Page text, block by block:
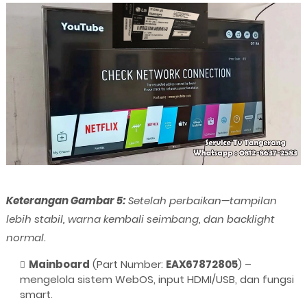
Keterangan Gambar 5:Setelah perbaikan—tampilan
lebih stabil, warna kembali seimbang, dan backlight
normal.
Mainboard (Part Number: EAX67872805) –
mengelola sistem WebOS, input HDMI/USB, dan fungsi
smart.